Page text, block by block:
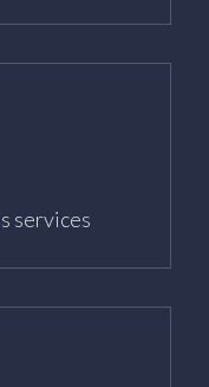
services